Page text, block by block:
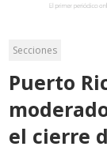
Secciones
Puerto
el cierre